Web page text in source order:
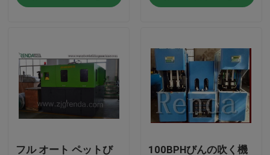
Company News
充填機できる
ビール充填機
フル オート ペットび 100BPHびんの吹く機